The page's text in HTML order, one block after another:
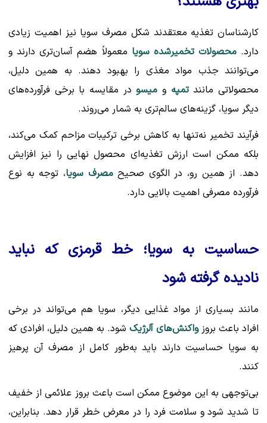
کارشناسان تغذیه معتقدند شکل مصرف سویا نیز اهمیت زیادی
دارد.محصولات تخمیرشده سویا معمولاً هضم آسان‌تری دارند و
می‌توانند جذب مواد مغذی را بهبود دهند. به همین دلیل،
محصولاتی مانندتمپه و میسودر مقایسه با برخی فرآورده‌های
دیگر سویا، گزینه‌های سالم‌تری به شمار می‌روند.
فرآیند تخمیر نه‌تنها به کاهش برخی ترکیبات مزاحم کمک می‌کند،
بلکه ممکن است ارزش تغذیه‌ای محصول نهایی را نیز افزایش
دهد. از همین رو، در الگوی صحیحمصرف سویا، توجه به نوع
فرآورده مصرفی اهمیت بالایی دارد.
حساسیت به سویا؛ خط قرمزی که نباید
نادیده گرفته شود
مانند بسیاری از مواد غذایی دیگر، سویا هم می‌تواند در برخی
افراد باعث بروزواکنش‌های آلرژیک شود. به همین دلیل، افرادی که
به سویا حساسیت دارند باید به‌طور کامل از مصرف آن پرهیز
کنند.
بی‌توجهی به این موضوع ممکن است باعث بروز علائمی از خفیف
تا شدید شود و سلامت فرد را در معرض خطر قرار دهد. بنابراین،